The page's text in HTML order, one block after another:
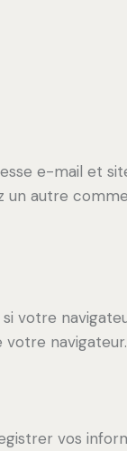
e-mail et
un autre
votre
navigateur.
vos